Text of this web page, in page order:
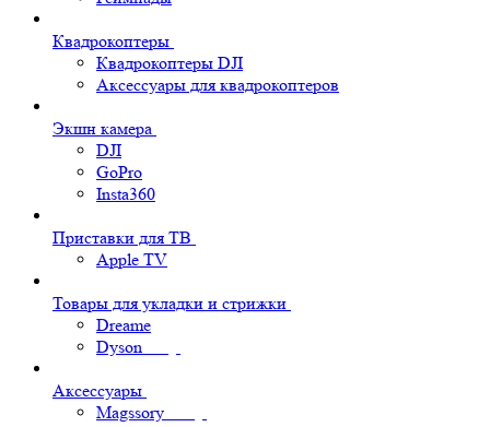
Квадрокоптеры
Квадрокоптеры DJI
Аксессуары для квадрокоптеров
Экшн камера
DJI
GoPro
Insta360
Приставки для ТВ
Apple TV
Товары для укладки и стрижки
Dreame
Dyson
Аксессуары
Magssory